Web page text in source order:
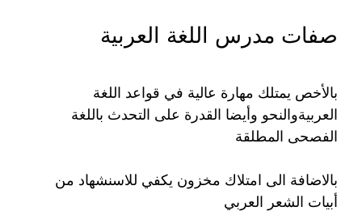
صفات مدرس اللغة العربية
بالأخص يمتلك مهارة عالية في قواعد اللغة
العربيةوالنحو وأيضا القدرة على التحدث باللغة
الفصحى المطلقة
بالاضافة الى امتلاك مخزون يكفي للاسنشهاد من
أبيات الشعر العربي